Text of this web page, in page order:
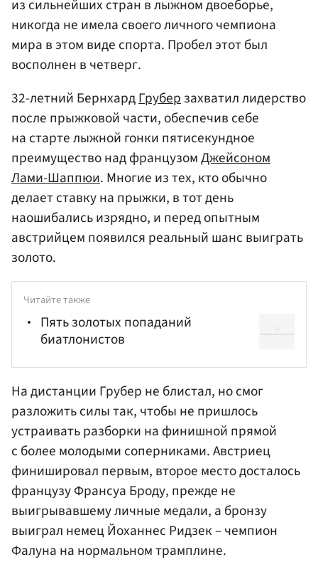
из сильнейших стран в лыжном двоеборье,
никогда не имела своего личного чемпиона
мира в этом виде спорта. Пробел этот был
восполнен в четверг.
32-летний БернхардГруберзахватил лидерство
после прыжковой части, обеспечив себе
на старте лыжной гонки пятисекундное
преимущество над французомДжейсоном
Лами-Шаппюи. Многие из тех, кто обычно
делает ставку на прыжки, в тот день
наошибались изрядно, и перед опытным
австрийцем появился реальный шанс выиграть
золото.
Читайте также
Пять золотых попаданий
биатлонистов
На дистанции Грубер не блистал, но смог
разложить силы так, чтобы не пришлось
устраивать разборки на финишной прямой
с более молодыми соперниками. Австриец
финишировал первым, второе место досталось
французу Франсуа Броду, прежде не
выигрывавшему личные медали, а бронзу
выиграл немецЙоханнес Ридзек– чемпион
Фалуна на нормальном трамплине.